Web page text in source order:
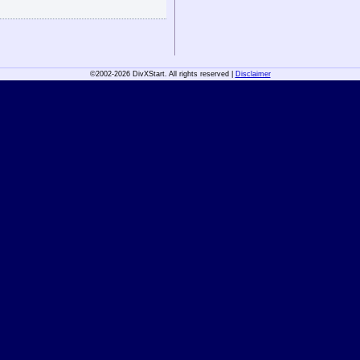
©2002-2026 DivXStart. All rights reserved | Disclaimer